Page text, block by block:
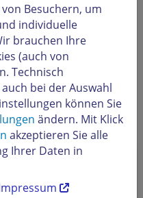
Vertragspartners
sind, können
ButtonMeine
Besuchern, um
individuelle
brauchen Ihre
(auch von
Technisch
bei der Auswahl
können Sie
ändern. Mit Klick
akzeptieren Sie alle
Ihrer Daten in